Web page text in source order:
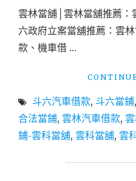
雲林當舖│雲林當舖推薦
六政府立案當舖推薦：雲
款、機車借 …
斗六汽車借款, 斗六當鋪,
合法當鋪, 雲林汽車借款,
鋪-雲科當舖, 雲科當舖, 雲